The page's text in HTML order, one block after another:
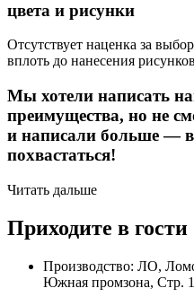
цвета и рисунки
Отсутствует наценка за
вплоть до нанесения
Мы хотели написать
преимущества, но не
и написали больше —
похвастаться!
Читать дальше
Приходите в гости
Производство: ЛО,
Южная промзона, Стр.